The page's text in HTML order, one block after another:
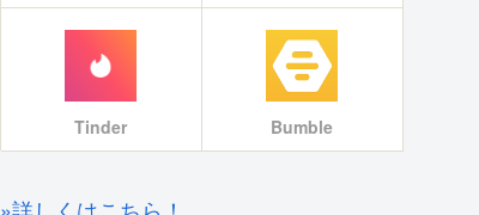
Tinder Bumble
»詳しくはこちら！